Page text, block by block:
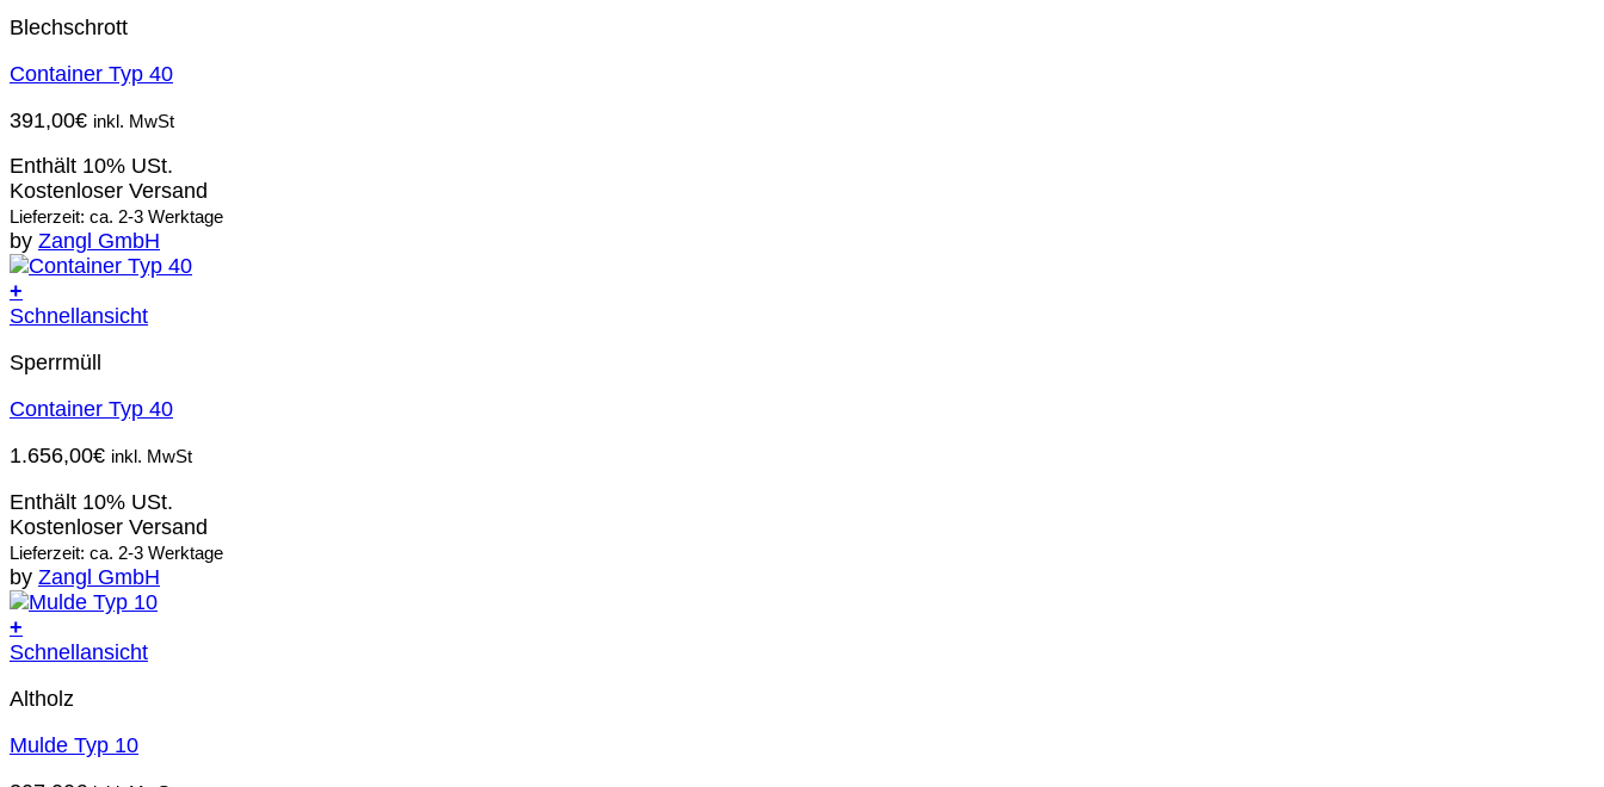
Blechschrott
Container Typ 40
391,00€ inkl. MwSt
Enthält 10% USt.
Kostenloser Versand
Lieferzeit: ca. 2-3 Werktage
by Zangl GmbH
+
Schnellansicht
Sperrmüll
Container Typ 40
1.656,00€ inkl. MwSt
Enthält 10% USt.
Kostenloser Versand
Lieferzeit: ca. 2-3 Werktage
by Zangl GmbH
+
Schnellansicht
Altholz
Mulde Typ 10